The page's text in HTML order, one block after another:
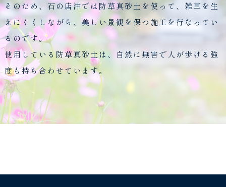
そのため、石の店沖では防草真砂土を使って、雑草を生
えにくくしながら、美しい景観を保つ施工を行なってい
るのです。
使用している防草真砂土は、自然に無害で人が歩ける強
度も持ち合わせています。